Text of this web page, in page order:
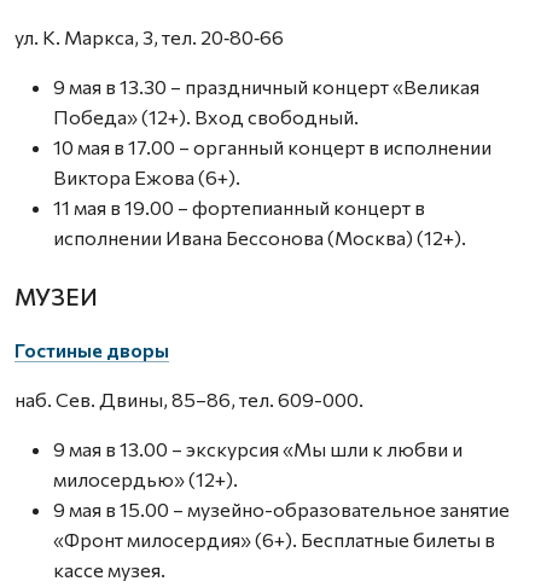
ул. К. Маркса, 3, тел. 20‑80‑66
9 мая в 13.30 – праздничный концерт «Великая
Победа» (12+). Вход свободный.
10 мая в 17.00 – органный концерт в исполнении
Виктора Ежова (6+).
11 мая в 19.00 – фортепианный концерт в
исполнении Ивана Бессонова (Москва) (12+).
МУЗЕИ
Гостиные дворы
наб. Сев. Двины, 85–86, тел. 609-000.
9 мая в 13.00 – экскурсия «Мы шли к любви и
милосердью» (12+).
9 мая в 15.00 – музейно-образовательное занятие
«Фронт милосердия» (6+). Бесплатные билеты в
кассе музея.